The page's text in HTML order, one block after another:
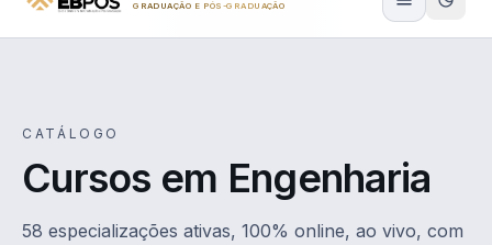
GRADUAÇÃO E PÓS-GRADUAÇÃO
CATÁLOGO
Cursos em Engenharia
58 especializações ativas, 100% online, ao vivo, com